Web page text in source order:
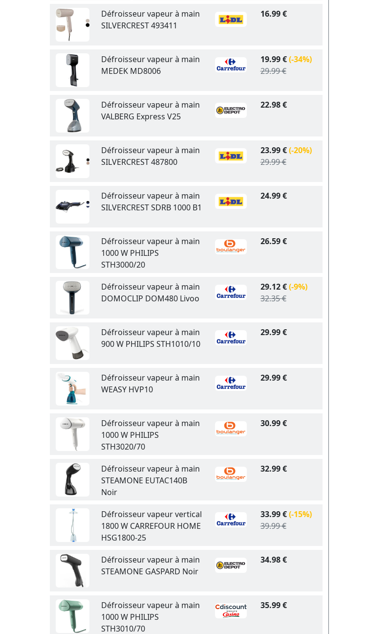
Défroisseur vapeur à main
SILVERCREST 493411
16.99 €
Défroisseur vapeur à main
MEDEK MD8006
19.99 €(-34%)
29.99 €
Défroisseur vapeur à main
VALBERG Express V25
22.98 €
Défroisseur vapeur à main
SILVERCREST 487800
23.99 €(-20%)
29.99 €
Défroisseur vapeur à main
SILVERCREST SDRB 1000 B1
24.99 €
Défroisseur vapeur à main
1000 W PHILIPS
STH3000/20
26.59 €
Défroisseur vapeur à main
DOMOCLIP DOM480 Livoo
29.12 €(-9%)
32.35 €
Défroisseur vapeur à main
900 W PHILIPS STH1010/10
29.99 €
Défroisseur vapeur à main
WEASY HVP10
29.99 €
Défroisseur vapeur à main
1000 W PHILIPS
STH3020/70
30.99 €
Défroisseur vapeur à main
STEAMONE EUTAC140B
Noir
32.99 €
Défroisseur vapeur vertical
1800 W CARREFOUR HOME
HSG1800-25
33.99 €(-15%)
39.99 €
Défroisseur vapeur à main
STEAMONE GASPARD Noir
34.98 €
Défroisseur vapeur à main
1000 W PHILIPS
STH3010/70
35.99 €